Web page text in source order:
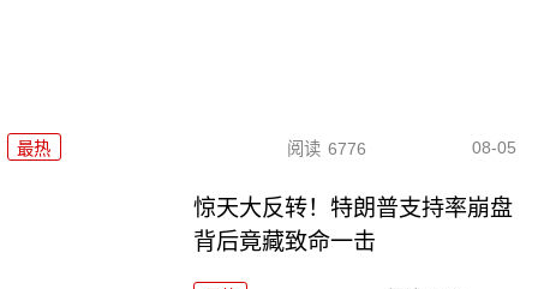
最热 阅读 6776 08-05
惊天大反转！特朗普支持率崩盘
背后竟藏致命一击